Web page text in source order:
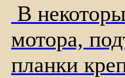
В
мотора,
планки